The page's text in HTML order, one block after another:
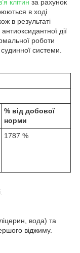
клітин за рахунок
в ході
в результаті
дії
роботи
системи.
% від добової
норми
1787 %
вода) та
віджиму.